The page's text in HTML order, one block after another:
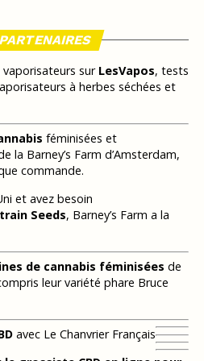
vaporisateurs sur LesVapos, tests
à herbes séchées et
féminisées et
la Barney’s Farm d’Amsterdam,
commande.
et avez besoin
Seeds, Barney’s Farm a la
de cannabis féminisées de
leur variété phare Bruce
avec Le Chanvrier Français